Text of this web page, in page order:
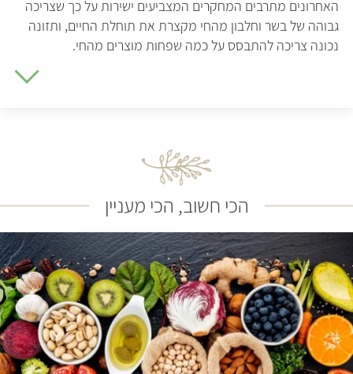
האחרונים מתרבים המחקרים המצביעים ישירות על כך שצריכה
גבוהה של בשר וחלבון מהחי מקצרת את תוחלת החיים, ותזונה
נכונה צריכה להתבסס על כמה שפחות מוצרים מהחי.
המומחים מסכימים – תזונה בריאה הינה תזונה
האקדמיה לתזונה ודיאטה, מארגוני התזונה הגדולים בעולם, אף
פרסמה נייר עמדה בנושא תזונה צמחונית וטבעונית והמסקנה
שלה היא ש"תזונה צמחונית, כולל טבעונית, שמתוכננת כראוי,
היא תזונה בריאה, מספקת מבחינה תזונתית ועשויה לספק
יתרונות בריאותיים במניעה ובטיפול במחלות מסוימות. ", וכן
מתאימה לכל שלבי החיים, "כולל הריון, הנקה, ינקות, ילדות
והתבגרות, וכן לספורטאים".
באמצעות תזונה נכונה ומאוזנת לא תפספסו
ערכים תזונתיים
אבל איך משיגים חלבון בלי לצרוך בשר? מה לגבי ברזל? ואילו
הכי חשוב, הכי מעניין